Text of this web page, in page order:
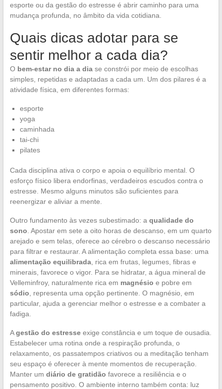
esporte ou da gestão do estresse é abrir caminho para uma
mudança profunda, no âmbito da vida cotidiana.
Quais dicas adotar para se
sentir melhor a cada dia?
O bem-estar no dia a diase constrói por meio de escolhas
simples, repetidas e adaptadas a cada um. Um dos pilares é a
atividade física, em diferentes formas:
esporte
yoga
caminhada
tai-chi
pilates
Cada disciplina ativa o corpo e apoia o equilíbrio mental. O
esforço físico libera endorfinas, verdadeiros escudos contra o
estresse. Mesmo alguns minutos são suficientes para
reenergizar e aliviar a mente.
Outro fundamento às vezes subestimado: a qualidade do
sono . Apostar em sete a oito horas de descanso, em um quarto
arejado e sem telas, oferece ao cérebro o descanso necessário
para filtrar e restaurar. A alimentação completa essa base: uma
alimentação equilibrada, rica em frutas, legumes, fibras e
minerais, favorece o vigor. Para se hidratar, a água mineral de
Velleminfroy, naturalmente rica em magnésio e pobre em
sódio , representa uma opção pertinente. O magnésio, em
particular, ajuda a gerenciar melhor o estresse e a combater a
fadiga.
Agestão do estresseexige constância e um toque de ousadia.
Estabelecer uma rotina onde a respiração profunda, o
relaxamento, os passatempos criativos ou a meditação tenham
seu espaço é oferecer à mente momentos de recuperação.
Manter um diário de gratidão favorece a resiliência e o
pensamento positivo. O ambiente interno também conta: luz